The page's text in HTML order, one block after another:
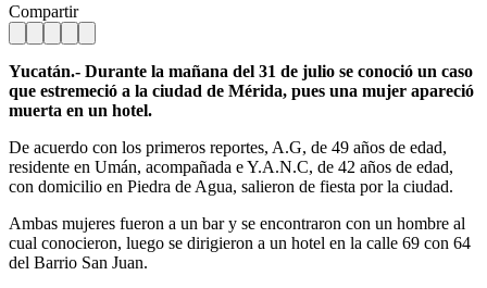
Compartir
Yucatán.- Durante la mañana del 31 de julio se conoció un caso
que estremeció a la ciudad de Mérida, pues una mujer apareció
muerta en un hotel.
De acuerdo con los primeros reportes, A.G, de 49 años de edad,
residente en Umán, acompañada e Y.A.N.C, de 42 años de edad,
con domicilio en Piedra de Agua, salieron de fiesta por la ciudad.
Ambas mujeres fueron a un bar y se encontraron con un hombre al
cual conocieron, luego se dirigieron a un hotel en la calle 69 con 64
del Barrio San Juan.